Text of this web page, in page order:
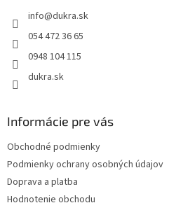
info@dukra.sk
054 472 36 65
0948 104 115
dukra.sk
Informácie pre vás
Obchodné podmienky
Podmienky ochrany osobných údajov
Doprava a platba
Hodnotenie obchodu